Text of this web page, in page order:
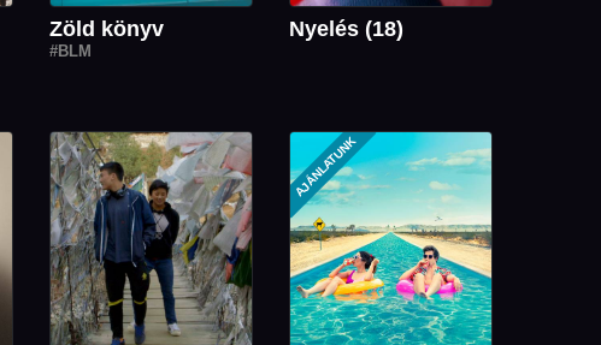
Zöld könyv
#BLM
Nyelés (18)
AJÁNLATUNK